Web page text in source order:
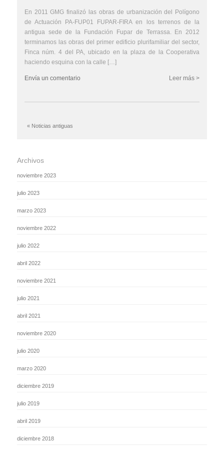
En 2011 GMG finalizó las obras de urbanización del Polígono
de Actuación PA-FUP01 FUPAR-FIRA en los terrenos de la
antigua sede de la Fundación Fupar de Terrassa. En 2012
terminamos las obras del primer edificio plurifamiliar del sector,
Finca núm. 4 del PA, ubicado en la plaza de la Cooperativa
haciendo esquina con la calle […]
Leer más >
Envía un comentario
« Noticias antiguas
Archivos
noviembre 2023
julio 2023
marzo 2023
noviembre 2022
julio 2022
abril 2022
noviembre 2021
julio 2021
abril 2021
noviembre 2020
julio 2020
marzo 2020
diciembre 2019
julio 2019
abril 2019
diciembre 2018